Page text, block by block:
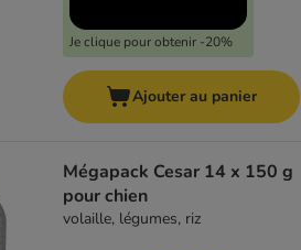
Je clique pour obtenir -20%
Ajouter au panier
Mégapack Cesar 14 x 150 g
pour chien
volaille, légumes, riz